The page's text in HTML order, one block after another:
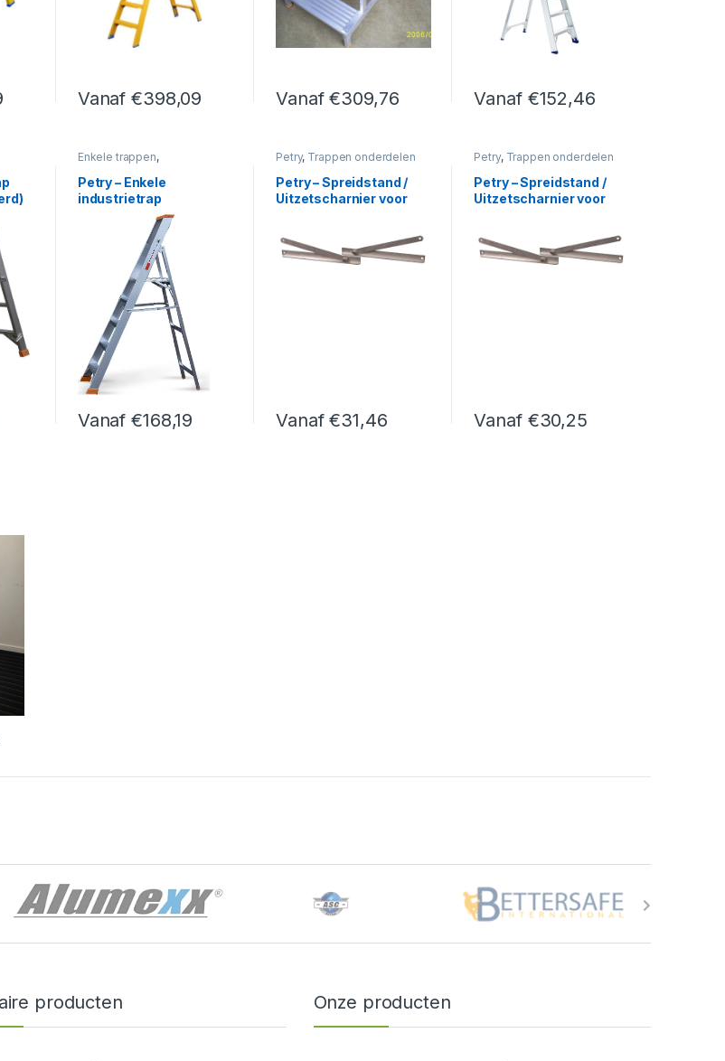
variaties. Deze optie kan gekozen worden op de productpagina
Vanaf €398,09
Dit product heeft meerdere variaties. Deze optie kan gekozen worden op de productpagina
Vanaf €309,76
Dit product heeft meerdere variaties. Deze optie kan gekozen worden op
Vanaf €152,46
Dit product heeft meerdere variaties.
variaties. Deze optie kan gekozen worden op de productpagina
Enkele trappen,
Industrietrappen
Petry – Enkele
industrietrap
Vanaf €168,19
Dit product heeft meerdere variaties. Deze optie kan gekozen worden op de productpagina
Petry, Trappen onderdelen
Petry – Spreidstand /
Uitzetscharnier voor
Vanaf €31,46
Dit product heeft meerdere variaties. Deze optie kan gekozen worden op
Petry, Trappen onderdelen
Petry – Spreidstand /
Uitzetscharnier voor
Vanaf €30,25
Dit product heeft meerdere variaties.
variaties. Deze optie kan gekozen worden op de productpagina
producten Onze producten